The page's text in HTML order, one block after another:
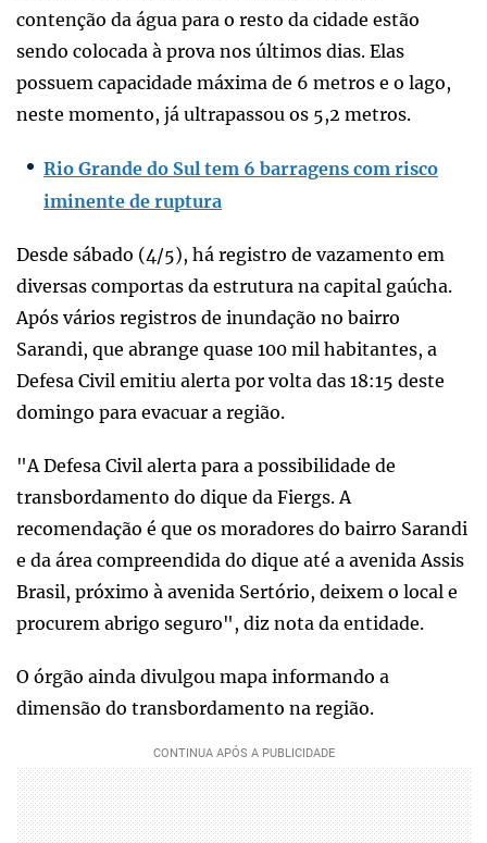
contenção da água para o resto da cidade estão
sendo colocada à prova nos últimos dias. Elas
possuem capacidade máxima de 6 metros e o lago,
neste momento, já ultrapassou os 5,2 metros.
Rio Grande do Sul tem 6 barragens com risco
iminente de ruptura
Desde sábado (4/5), há registro de vazamento em
diversas comportas da estrutura na capital gaúcha.
Após vários registros de inundação no bairro
Sarandi, que abrange quase 100 mil habitantes, a
Defesa Civil emitiu alerta por volta das 18:15 deste
domingo para evacuar a região.
"A Defesa Civil alerta para a possibilidade de
transbordamento do dique da Fiergs. A
recomendação é que os moradores do bairro Sarandi
e da área compreendida do dique até a avenida Assis
Brasil, próximo à avenida Sertório, deixem o local e
procurem abrigo seguro", diz nota da entidade.
O órgão ainda divulgou mapa informando a
dimensão do transbordamento na região.